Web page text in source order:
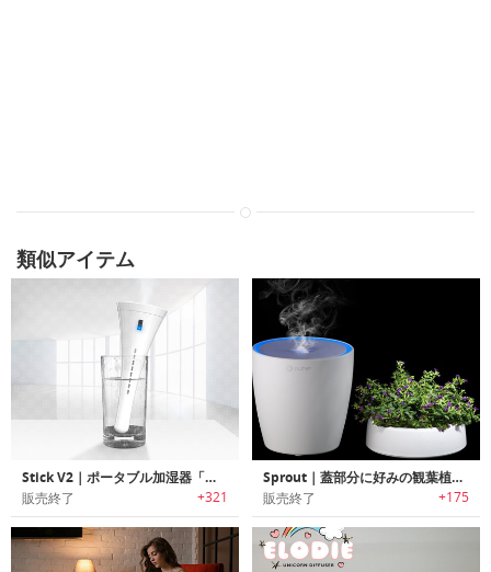
類似アイテム
Stick V2｜ポータブル加湿器「スティックV2」
販売終了 +321
Sprout｜蓋部分に好みの観葉植物を植えられるアロマディフューザー
販売終了 +175